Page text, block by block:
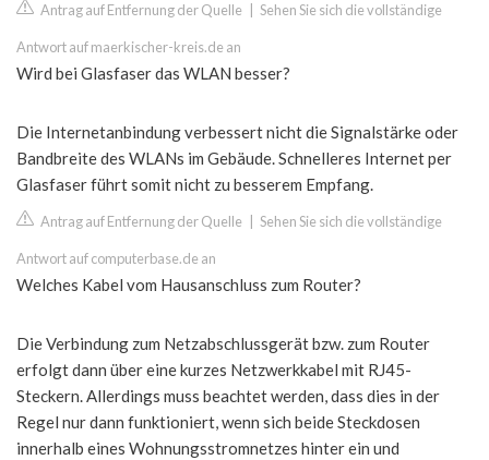
Antrag auf Entfernung der Quelle Sehen Sie sich die vollständige
Antwort auf maerkischer-kreis.de an
Wird bei Glasfaser das WLAN besser?
Die Internetanbindung verbessert nicht die Signalstärke oder
Bandbreite des WLANs im Gebäude. Schnelleres Internet per
Glasfaser führt somit nicht zu besserem Empfang.
Antrag auf Entfernung der Quelle Sehen Sie sich die vollständige
Antwort auf computerbase.de an
Welches Kabel vom Hausanschluss zum Router?
Die Verbindung zum Netzabschlussgerät bzw. zum Router
erfolgt dann über eine kurzes Netzwerkkabel mit RJ45-
Steckern. Allerdings muss beachtet werden, dass dies in der
Regel nur dann funktioniert, wenn sich beide Steckdosen
innerhalb eines Wohnungsstromnetzes hinter ein und